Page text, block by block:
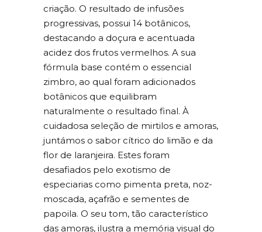
criação. O resultado de infusões
progressivas, possui 14 botânicos,
destacando a doçura e acentuada
acidez dos frutos vermelhos. A sua
fórmula base contém o essencial
zimbro, ao qual foram adicionados
botânicos que equilibram
naturalmente o resultado final. À
cuidadosa seleção de mirtilos e amoras,
juntámos o sabor cítrico do limão e da
flor de laranjeira. Estes foram
desafiados pelo exotismo de
especiarias como pimenta preta, noz-
moscada, açafrão e sementes de
papoila. O seu tom, tão característico
das amoras, ilustra a memória visual do